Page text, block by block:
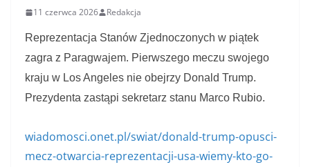
11 czerwca 2026 Redakcja
Reprezentacja Stanów Zjednoczonych w piątek
zagra z Paragwajem. Pierwszego meczu swojego
kraju w Los Angeles nie obejrzy Donald Trump.
Prezydenta zastąpi sekretarz stanu Marco Rubio.
wiadomosci.onet.pl/swiat/donald-trump-opusci-
mecz-otwarcia-reprezentacji-usa-wiemy-kto-go-